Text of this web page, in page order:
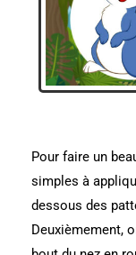
Pour faire un
simples à
dessous des
Deuxièmement,